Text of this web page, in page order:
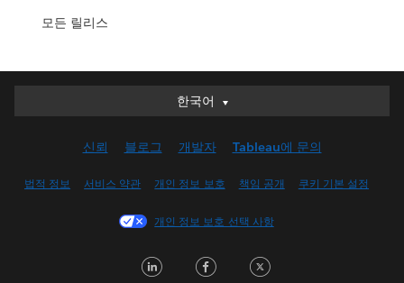
모든 릴리스
한국어
한국어
English (UK)
Français (Canada)
Italiano
신뢰 블로그 개발자 Tableau에 문의
법적 정보 서비스 약관 개인 정보 보호 책임 공개 쿠키 기본 설정
개인 정보 보호 선택 사항
LinkedInFacebook